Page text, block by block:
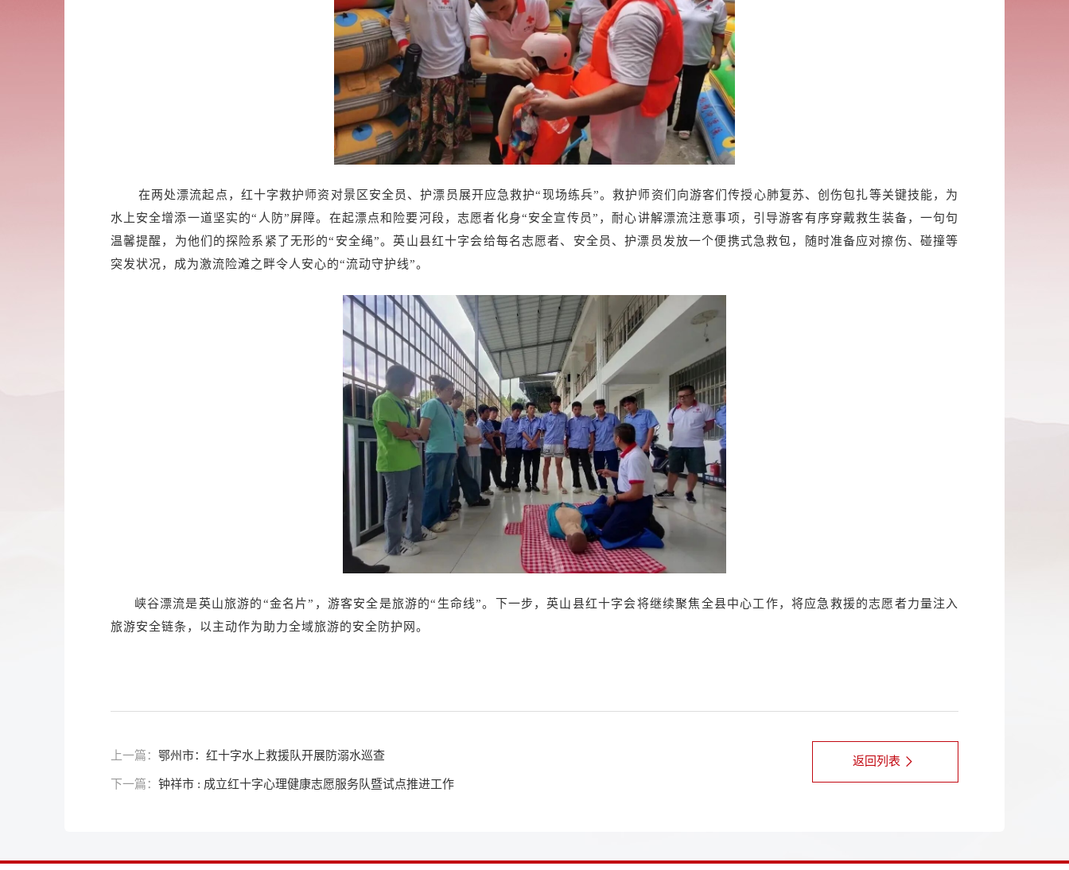
在两处漂流起点，红十字救护师资对景区安全员、护漂员展开应急救护“现场练兵”。救护师资们向游客们传授心肺复苏、创伤包扎等关键技能，为
水上安全增添一道坚实的“人防”屏障。在起漂点和险要河段，志愿者化身“安全宣传员”，耐心讲解漂流注意事项，引导游客有序穿戴救生装备，一句句
温馨提醒，为他们的探险系紧了无形的“安全绳”。英山县红十字会给每名志愿者、安全员、护漂员发放一个便携式急救包，随时准备应对擦伤、碰撞等
突发状况，成为激流险滩之畔令人安心的“流动守护线”。
峡谷漂流是英山旅游的“金名片”，游客安全是旅游的“生命线”。下一步，英山县红十字会将继续聚焦全县中心工作，将应急救援的志愿者力量注入
旅游安全链条，以主动作为助力全域旅游的安全防护网。
上一篇： 鄂州市：红十字水上救援队开展防溺水巡查
下一篇： 钟祥市 : 成立红十字心理健康志愿服务队暨试点推进工作
返回列表